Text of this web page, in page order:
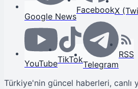
Google News
FacebookX
YouTubeTikTokTelegram
RSS
Türkiye'nin güncel haberleri, canlı